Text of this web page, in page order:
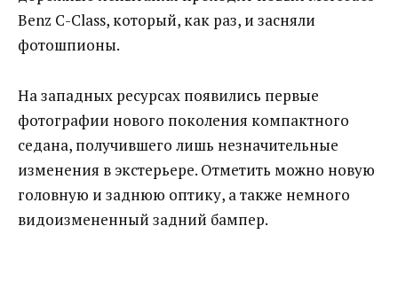
Benz C-Class, который, как раз, и засняли
фотошпионы.
На западных ресурсах появились первые
фотографии нового поколения компактного
седана, получившего лишь незначительные
изменения в экстерьере. Отметить можно новую
головную и заднюю оптику, а также немного
видоизмененный задний бампер.